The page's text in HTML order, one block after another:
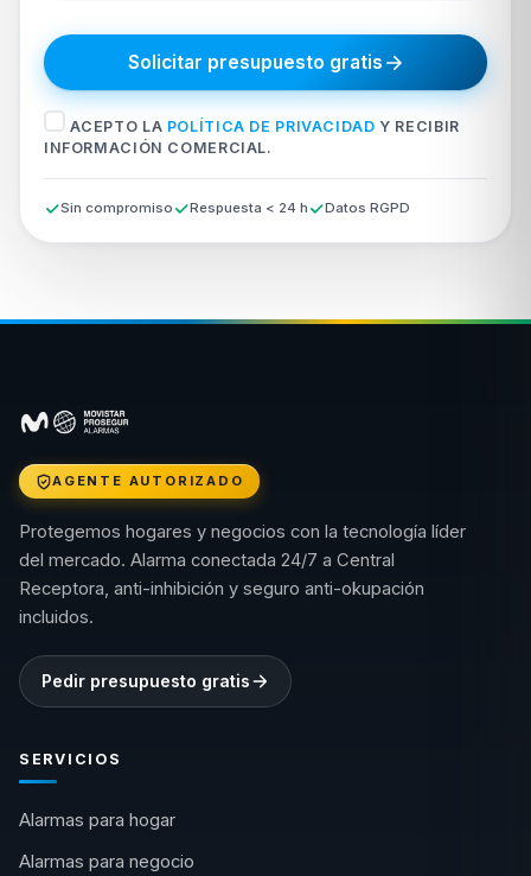
Solicitar presupuesto gratis
ACEPTO LA POLÍTICA DE PRIVACIDAD Y RECIBIR
INFORMACIÓN COMERCIAL.
Sin compromiso Respuesta < 24 h Datos RGPD
AGENTE AUTORIZADO
Protegemos hogares y negocios con la tecnología líder
del mercado. Alarma conectada 24/7 a Central
Receptora, anti-inhibición y seguro anti-okupación
incluidos.
Pedir presupuesto gratis
SERVICIOS
Alarmas para hogar
Alarmas para negocio